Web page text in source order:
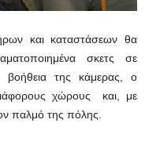
και καταστάσεων θα
σκετς σε
της κάμερας, ο
χώρους και, με
παλμό της πόλης.